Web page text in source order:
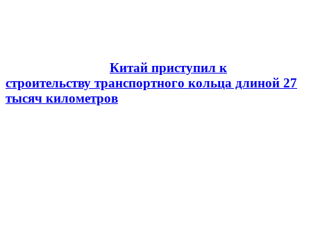
Китай приступил к
строительству транспортного кольца длиной 27
тысяч километров